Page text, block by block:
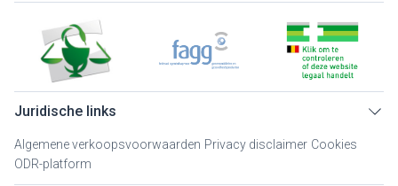
Juridische links
Algemene verkoopsvoorwaarden Privacy disclaimer Cookies
ODR-platform